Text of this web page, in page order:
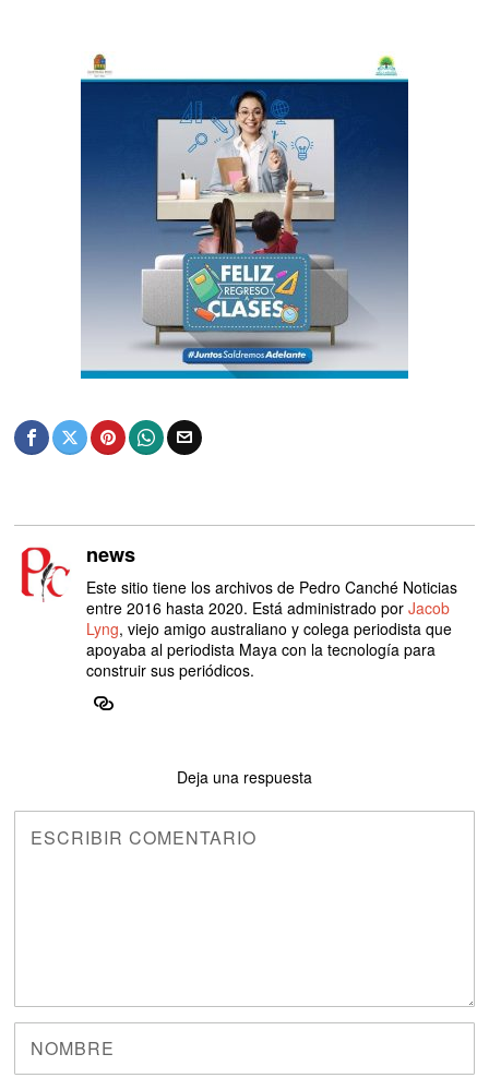
news
Este sitio tiene los archivos de Pedro Canché Noticias
entre 2016 hasta 2020. Está administrado porJacob
Lyng, viejo amigo australiano y colega periodista que
apoyaba al periodista Maya con la tecnología para
construir sus periódicos.
Deja una respuesta